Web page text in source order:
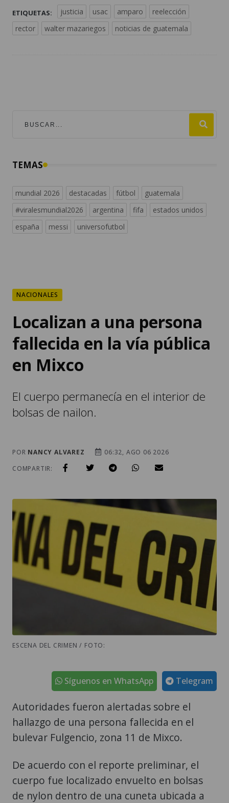
ETIQUETAS: justicia usac amparo
reelección
rector
walter mazariegos noticias de guatemala
TEMAS
mundial 2026 destacadas fútbol
guatemala
#viralesmundial2026
argentina fifa
estados unidos
españa
messi universofutbol
NACIONALES
Localizan a una persona
fallecida en la vía pública
en Mixco
El cuerpo permanecía en el interior de
bolsas de nailon.
POR NANCY ALVAREZ
06:32, AGO 06 2026
COMPARTIR:
ESCENA DEL CRIMEN / FOTO:
Telegram
Síguenos en WhatsApp
Autoridades fueron alertadas sobre el
hallazgo de una persona fallecida en el
bulevar Fulgencio, zona 11 de Mixco.
De acuerdo con el reporte preliminar, el
cuerpo fue localizado envuelto en bolsas
de nylon dentro de una cuneta ubicada a